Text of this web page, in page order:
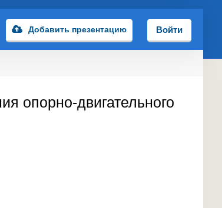
Добавить презентацию Войти
опорно-двигательного